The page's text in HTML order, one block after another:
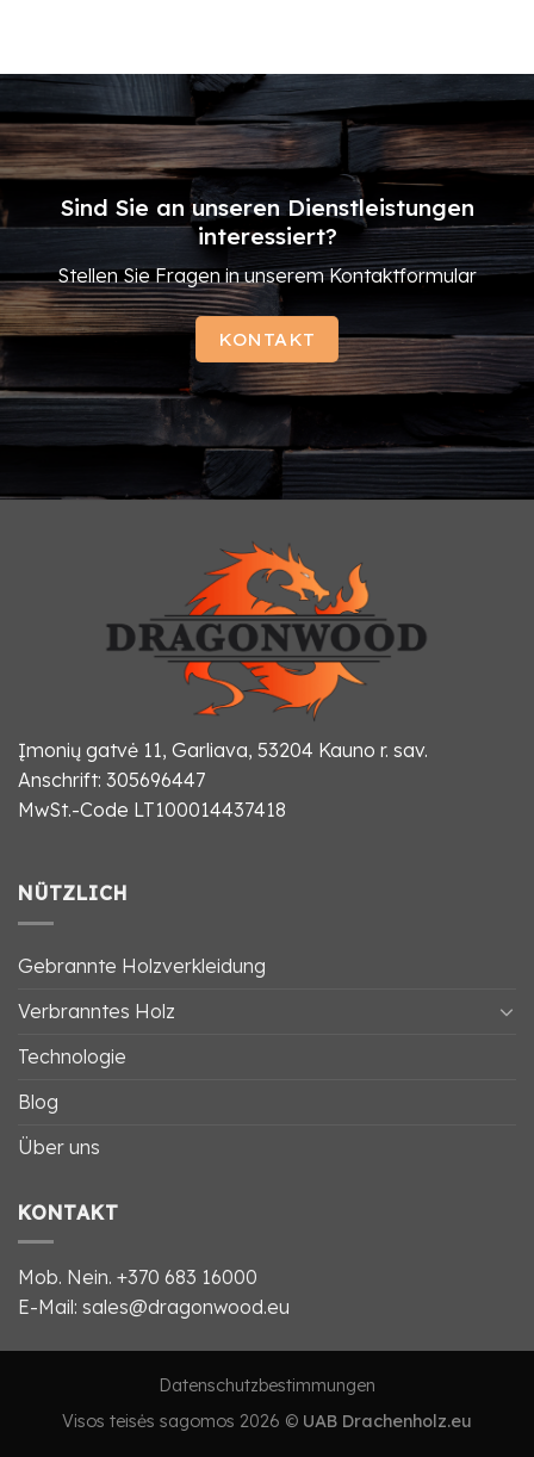
Sind Sie an unseren Dienstleistungen
interessiert?
Stellen Sie Fragen in unserem Kontaktformular
KONTAKT
Įmonių gatvė 11, Garliava, 53204 Kauno r. sav.
Anschrift: 305696447
MwSt.-Code LT100014437418
NÜTZLICH
Gebrannte Holzverkleidung
Verbranntes Holz
Technologie
Blog
Über uns
KONTAKT
Mob. Nein. +370 683 16000
E-Mail: sales@dragonwood.eu
Datenschutzbestimmungen
Visos teisės sagomos 2026 © UAB Drachenholz.eu